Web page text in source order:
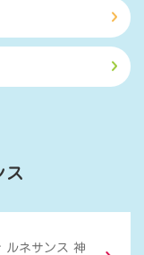
ス
ルネサンス 神